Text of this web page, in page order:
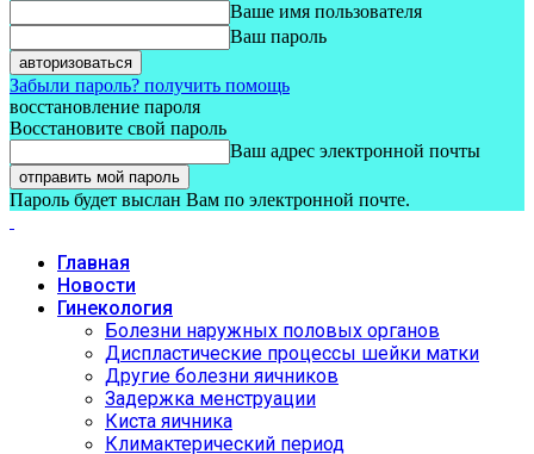
Ваше имя пользователя
Ваш пароль
Забыли пароль? получить помощь
восстановление пароля
Восстановите свой пароль
Ваш адрес электронной почты
Пароль будет выслан Вам по электронной почте.
Главная
Новости
Гинекология
Болезни наружных половых органов
Диспластические процессы шейки матки
Другие болезни яичников
Задержка менструации
Киста яичника
Климактерический период